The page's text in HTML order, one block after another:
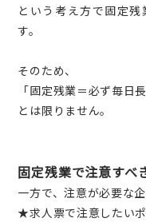
という考え方で固定
す。
そのため、
「固定残業＝必ず毎日
とは限りません。
固定残業で注意すべ
一方で、注意が必要な企
★求人票で注意したい